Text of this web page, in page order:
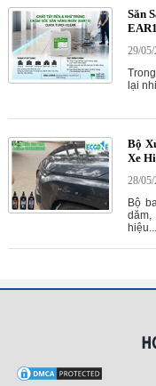
Săn
29/
lại
Bộ
Xe
28/
Bộ
hiệu...